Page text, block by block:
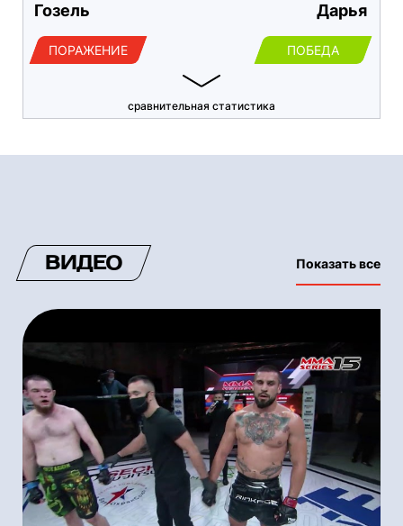
Гозель
ПОРАЖЕНИЕ
Дарья
ПОБЕДА
сравнительная статистика
ВИДЕО Показать все